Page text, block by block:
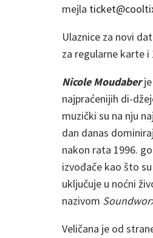
mejla
Ulaznice za novi
za regularne karte i
Nicole Moudaberje
najpraćenijih di-
muzički su na nju
dan danas
nakon rata 1996.
izvođače kao što su
uključuje u noćni
nazivom
Veličana je od